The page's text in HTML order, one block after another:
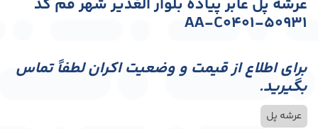
عرشه پل عابر پیاده بلوار الغدیر شهر قم کد
AA-C0401-50931
برای اطلاع از قیمت و وضعیت اکران لطفاً تماس
بگیرید.
عرشه پل